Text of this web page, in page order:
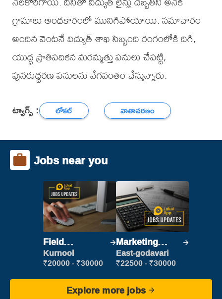
గ్రామాలు అంధకారంలో మునిగిపోయాయి. సమాచారం
అందిన వెంటనే విద్యుత్ శాఖ సిబ్బంది రంగంలోకి దిగి,
యుద్ధ ప్రాతిపదికన మరమ్మత్తు పనులు చేపట్టి,
పునరుద్ధరణ పనులను వేగవంతం చేస్తున్నారు.
ట్యాగ్స్ : లోకల్ వాతావరణం
Jobs near you
Field
Marketing
Executive
Kurnool
₹20000 - ₹30000
Marketing
Executive
East-godavari
₹22500 - ₹30000
Explore more jobs